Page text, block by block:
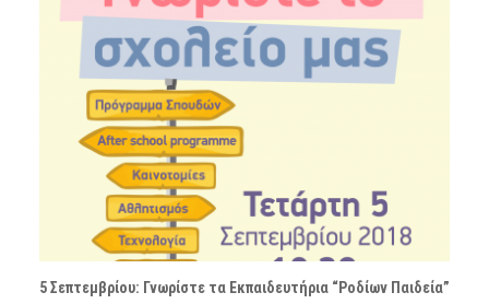
5 Σεπτεμβρίου: Γνωρίστε τα Εκπαιδευτήρια “Ροδίων Παιδεία”